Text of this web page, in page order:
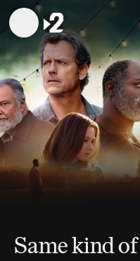
Same kind